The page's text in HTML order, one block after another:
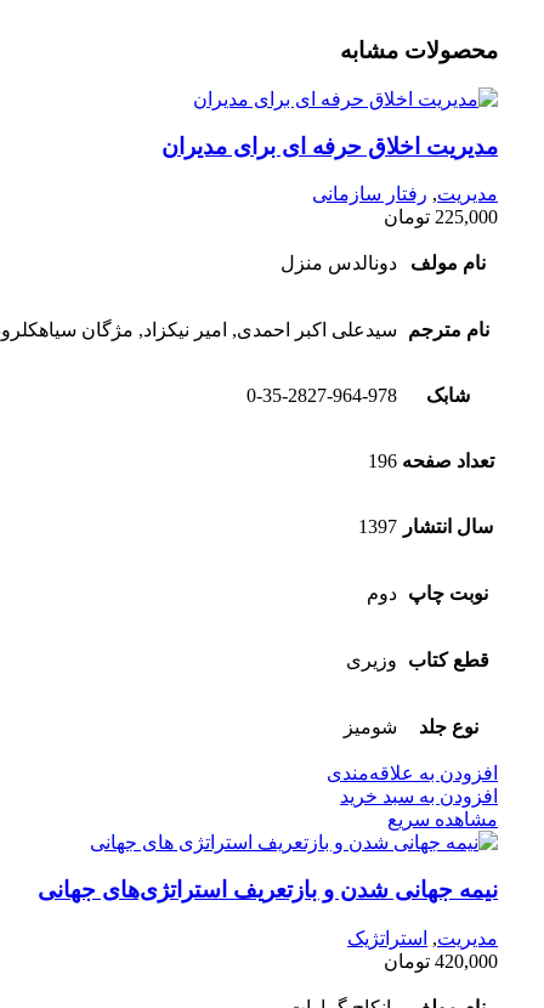
محصولات مشابه
مدیریت اخلاق حرفه ای برای مدیران
مدیریت, رفتار سازمانی
225,000 تومان
نام مولف دونالدس منزل
نام مترجم سیدعلی اکبر احمدی, امیر نیکزاد, مژگان
شابک 0-35-2827-964-978
تعداد صفحه 196
سال انتشار 1397
نوبت چاپ دوم
قطع کتاب وزیری
نوع جلد شومیز
افزودن به علاقه‌مندی
افزودن به سبد خرید
مشاهده سریع
نیمه جهانی شدن و بازتعریف استراتژی‌های جهانی
مدیریت, استراتژیک
420,000 تومان